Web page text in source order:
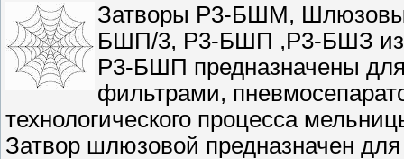
Затворы Р3-БШМ,
БШП/3, Р3-БШП ,Р3-БШЗ из
Р3-БШП предназначены
фильтрами,
технологического процесса
Затвор шлюзовой предназначен